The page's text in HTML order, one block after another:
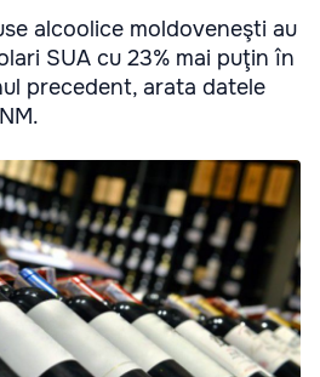
alcoolice moldoveneşti au
SUA cu 23% mai puţin în
precedent, arata datele